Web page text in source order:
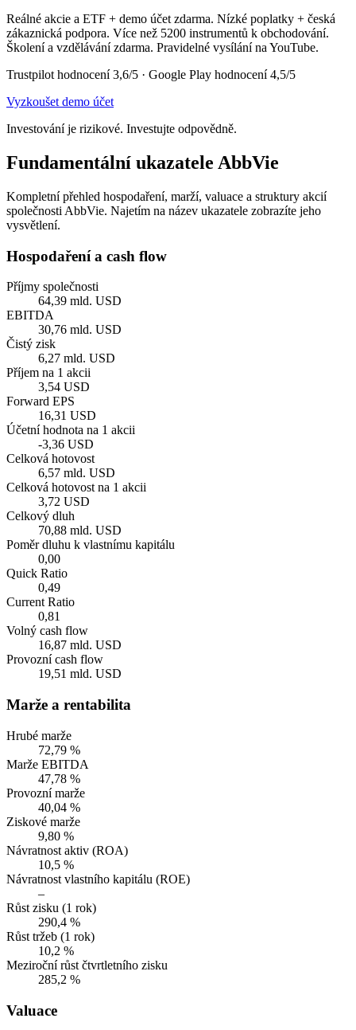
Reálné akcie a ETF + demo účet zdarma. Nízké poplatky + česká
zákaznická podpora. Více než 5200 instrumentů k obchodování.
Školení a vzdělávání zdarma. Pravidelné vysílání na YouTube.
Trustpilot hodnocení 3,6/5 · Google Play hodnocení 4,5/5
Vyzkoušet demo účet
Investování je rizikové. Investujte odpovědně.
Fundamentální ukazatele AbbVie
Kompletní přehled hospodaření, marží, valuace a struktury akcií
společnosti AbbVie. Najetím na název ukazatele zobrazíte jeho
vysvětlení.
Hospodaření a cash flow
Příjmy společnosti
64,39 mld. USD
EBITDA
30,76 mld. USD
Čistý zisk
6,27 mld. USD
Příjem na 1 akcii
3,54 USD
Forward EPS
16,31 USD
Účetní hodnota na 1 akcii
-3,36 USD
Celková hotovost
6,57 mld. USD
Celková hotovost na 1 akcii
3,72 USD
Celkový dluh
70,88 mld. USD
Poměr dluhu k vlastnímu kapitálu
0,00
Quick Ratio
0,49
Current Ratio
0,81
Volný cash flow
16,87 mld. USD
Provozní cash flow
19,51 mld. USD
Marže a rentabilita
Hrubé marže
72,79 %
Marže EBITDA
47,78 %
Provozní marže
40,04 %
Ziskové marže
9,80 %
Návratnost aktiv (ROA)
10,5 %
Návratnost vlastního kapitálu (ROE)
–
Růst zisku (1 rok)
290,4 %
Růst tržeb (1 rok)
10,2 %
Meziroční růst čtvrtletního zisku
285,2 %
Valuace